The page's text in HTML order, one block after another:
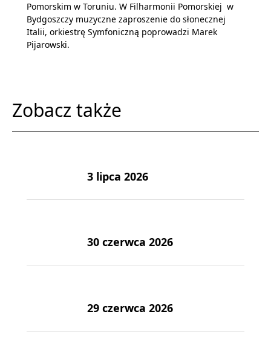
Pomorskim w Toruniu. W Filharmonii Pomorskiej w
Bydgoszczy muzyczne zaproszenie do słonecznej
Italii, orkiestrę Symfoniczną poprowadzi Marek
Pijarowski.
Zobacz także
3 lipca 2026
30 czerwca 2026
29 czerwca 2026